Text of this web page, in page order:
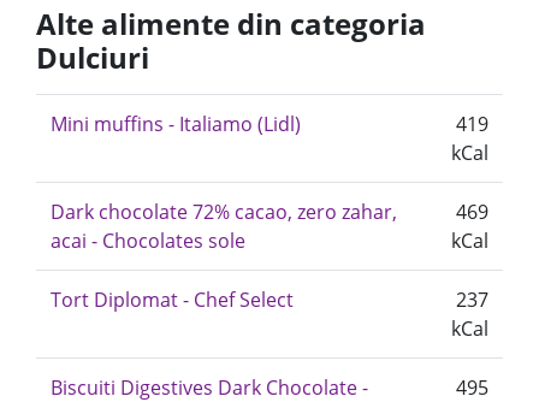
Alte alimente din categoria
Dulciuri
Mini muffins - Italiamo (Lidl)
419
kCal
Dark chocolate 72% cacao, zero zahar,
acai - Chocolates sole
469
kCal
Tort Diplomat - Chef Select
237
kCal
Biscuiti Digestives Dark Chocolate -
495